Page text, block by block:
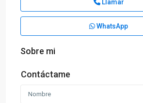
Llamar
WhatsApp
Sobre mi
Contáctame